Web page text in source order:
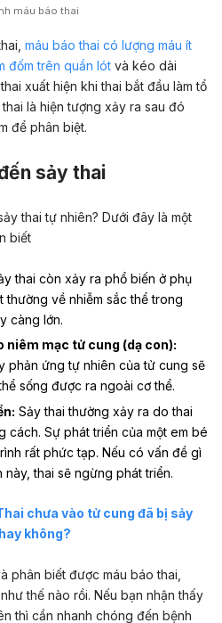
máu báo thai
máu báo thai có lượng máu ít
đốm trên quần lót và kéo dài
xuất hiện khi thai bắt đầu làm tổ
là hiện tượng xảy ra sau đó
để phân biệt.
sảy thai
thai tự nhiên? Dưới đây là một
biết
thai còn xảy ra phổ biến ở phụ
thường về nhiễm sắc thể trong
càng lớn.
niêm mạc tử cung (dạ con):
phản ứng tự nhiên của tử cung sẽ
sống được ra ngoài cơ thể.
Sảy thai thường xảy ra do thai
cách. Sự phát triển của một em bé
rất phức tạp. Nếu có vấn đề gì
thai sẽ ngừng phát triển.
chưa vào tử cung đã bị sảy
không?
phân biết được máu báo thai,
thế nào rồi. Nếu bạn nhận thấy
thì cần nhanh chóng đến bệnh